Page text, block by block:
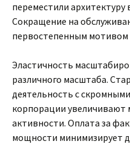
переместили
Сокращение на
первостепенным мотивом
Эластичность
различного масштаба.
деятельность с
корпорации
активности. Оплата за
мощности минимизирует